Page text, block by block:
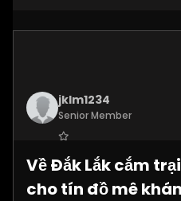
jklm1234
Senior Member
Join Date:
Jul 2025
Posts:1215
Về Đắk Lắk cắm
cho tín đồ mê